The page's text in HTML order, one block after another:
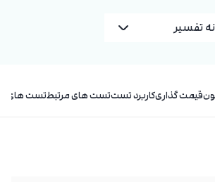
تفسیر
قیمت گذاریکاربرد تستتست های مرتبطتست های